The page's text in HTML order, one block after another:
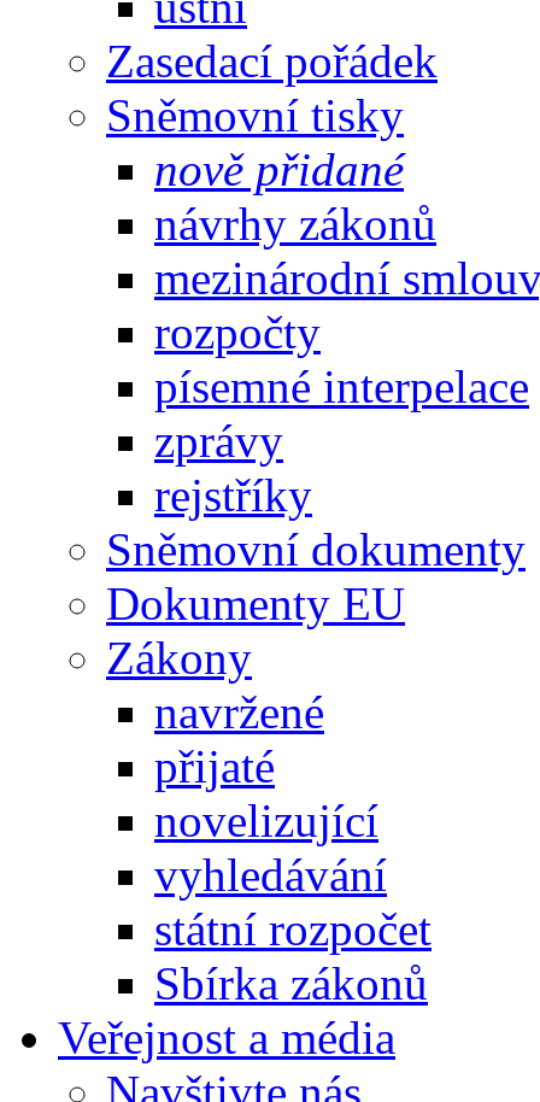
Zasedací pořádek
Sněmovní tisky
nově přidané
návrhy zákonů
mezinárodní
rozpočty
písemné interpelace
zprávy
rejstříky
Sněmovní dokumenty
Dokumenty EU
Zákony
navržené
přijaté
novelizující
vyhledávání
státní rozpočet
Sbírka zákonů
Veřejnost a média